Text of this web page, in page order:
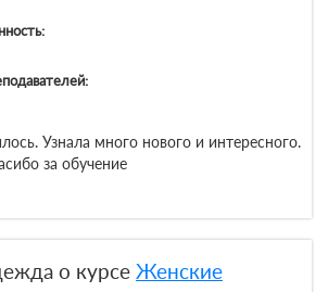
Узнала много нового и интересного.
за обучение
о курсе Женские